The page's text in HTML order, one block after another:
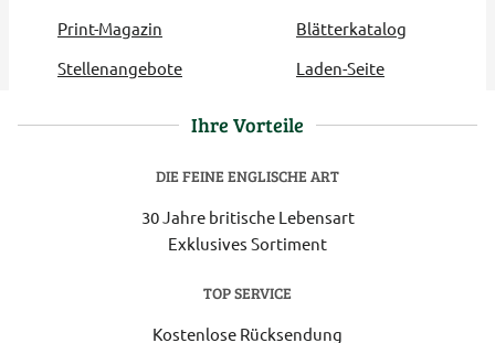
Print-Magazin
Blätterkatalog
Stellenangebote
Laden-Seite
Ihre Vorteile
DIE FEINE ENGLISCHE ART
30 Jahre britische Lebensart
Exklusives Sortiment
TOP SERVICE
Kostenlose Rücksendung